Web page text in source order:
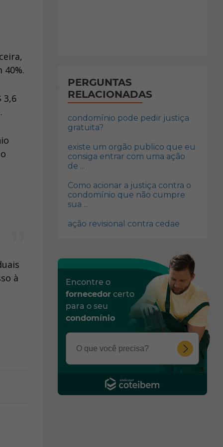
3,6
à
PERGUNTAS
RELACIONADAS
condomínio pode pedir justiça
gratuita?
existe um orgão publico que eu
consiga entrar com uma ação
de ...
Como acionar a justiça contra o
condomínio que não cumpre
sua ...
ação revisional contra cedae
Encontre o
fornecedor certo
para o seu
condomínio